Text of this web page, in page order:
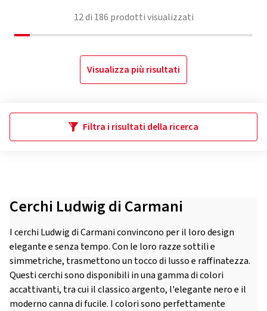
12di 186 prodotti visualizzati
Visualizza più risultati
Filtra i risultati della ricerca
Cerchi Ludwig di Carmani
I cerchi Ludwig di Carmani convincono per il loro design
elegante e senza tempo. Con le loro razze sottili e
simmetriche, trasmettono un tocco di lusso e raffinatezza.
Questi cerchi sono disponibili in una gamma di colori
accattivanti, tra cui il classico argento, l'elegante nero e il
moderno canna di fucile. I colori sono perfettamente